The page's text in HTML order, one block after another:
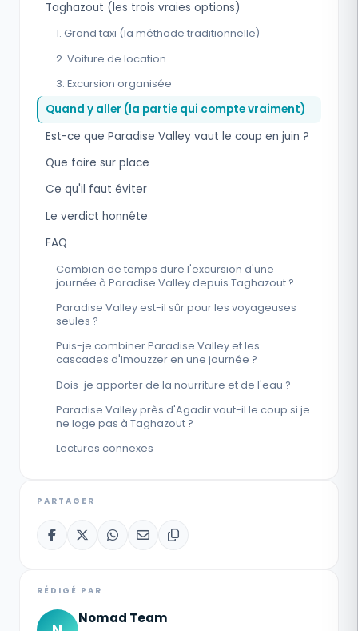
Taghazout (les trois vraies options)
1. Grand taxi (la méthode traditionnelle)
2. Voiture de location
3. Excursion organisée
Quand y aller (la partie qui compte vraiment)
Est-ce que Paradise Valley vaut le coup en juin ?
Que faire sur place
Ce qu'il faut éviter
Le verdict honnête
FAQ
Combien de temps dure l'excursion d'une
journée à Paradise Valley depuis Taghazout ?
Paradise Valley est-il sûr pour les voyageuses
seules ?
Puis-je combiner Paradise Valley et les
cascades d'Imouzzer en une journée ?
Dois-je apporter de la nourriture et de l'eau ?
Paradise Valley près d'Agadir vaut-il le coup si je
ne loge pas à Taghazout ?
Lectures connexes
PARTAGER
RÉDIGÉ PAR
Nomad Team